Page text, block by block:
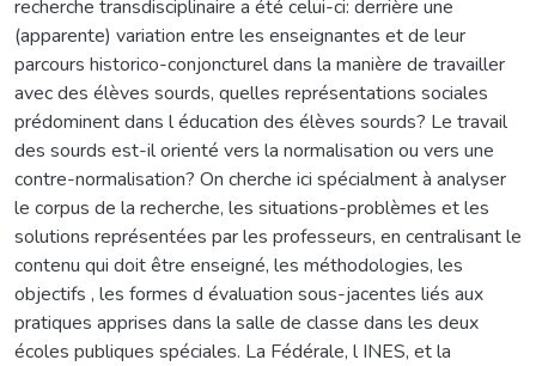
recherche transdisciplinaire a été celui-ci: derrière une
(apparente) variation entre les enseignantes et de leur
parcours historico-conjoncturel dans la manière de travailler
avec des élèves sourds, quelles représentations sociales
prédominent dans l éducation des élèves sourds? Le travail
des sourds est-il orienté vers la normalisation ou vers une
contre-normalisation? On cherche ici spécialment à analyser
le corpus de la recherche, les situations-problèmes et les
solutions représentées par les professeurs, en centralisant le
contenu qui doit être enseigné, les méthodologies, les
objectifs , les formes d évaluation sous-jacentes liés aux
pratiques apprises dans la salle de classe dans les deux
écoles publiques spéciales. La Fédérale, l INES, et la